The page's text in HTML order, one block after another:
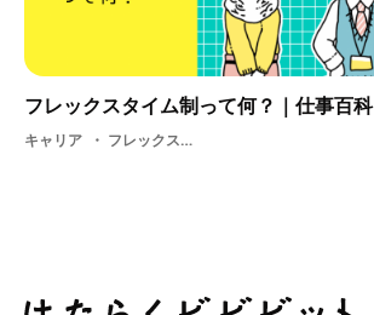
フレックスタイム制って何？｜仕事百科
キャリア フレックスタイム制・ 基礎知識